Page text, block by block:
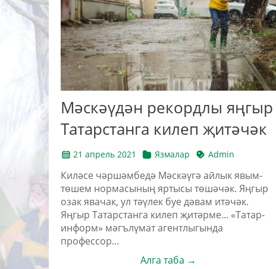
Мәскәүдән рекордлы яңгыр
Татарстанга килеп җитәчәк
21 апрель 2021 Язмалар Admin
Киләсе чәршәмбедә Мәскәүгә айлык явым-
төшем нормасының яртысы төшәчәк. Яңгыр
озак явачак, ул тәүлек буе дәвам итәчәк.
Яңгыр Татарстанга килеп җитәрме... «Татар-
информ» мәгълүмат агентлыгында
профессор...
Алга таба →